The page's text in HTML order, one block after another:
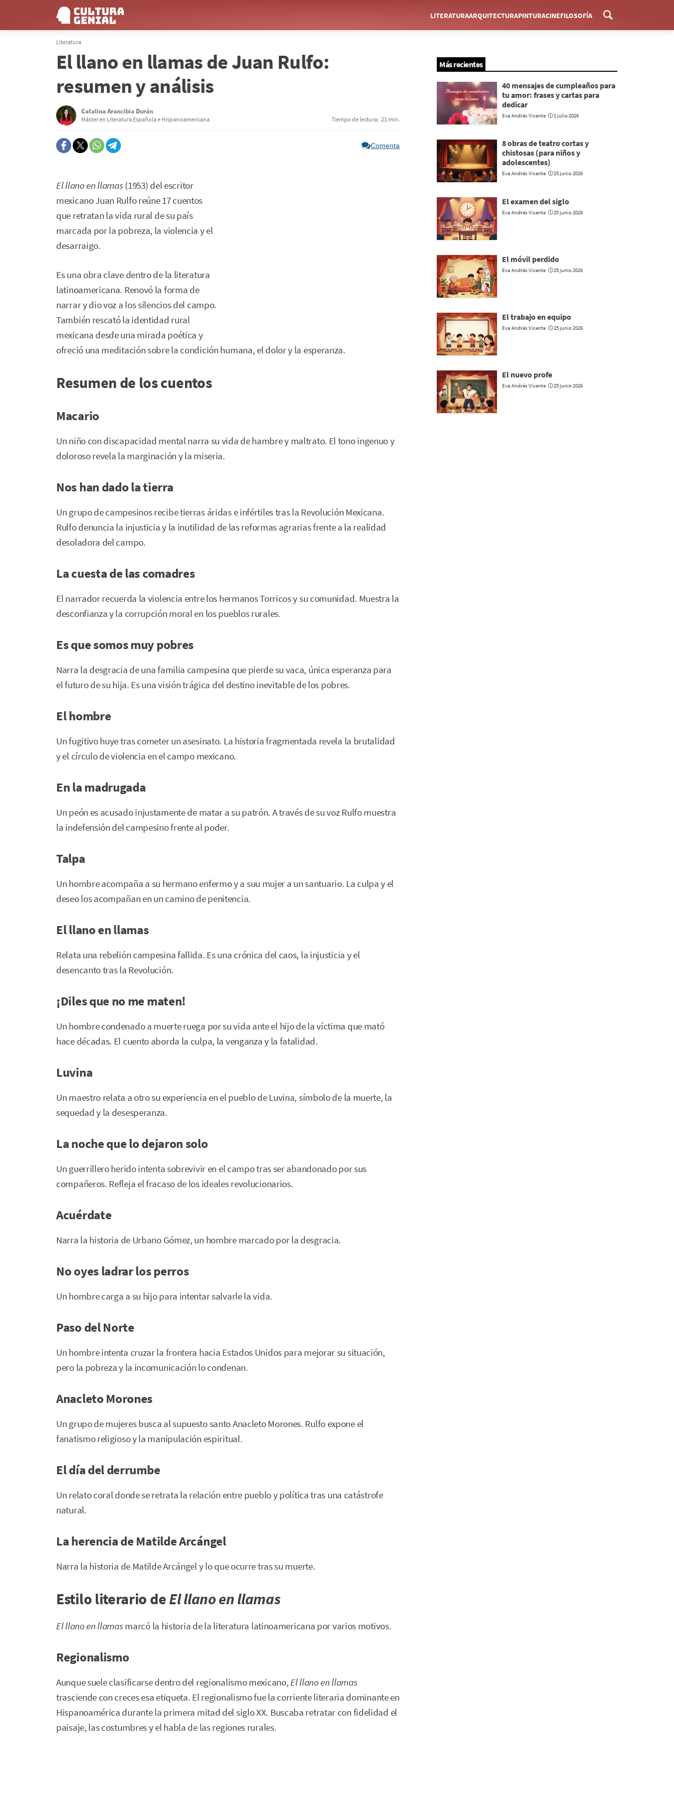
Menú
LITERATURAARQUITECTURAPINTURACINEFILOSOFÍA
Literatura
El llano en llamas de Juan Rulfo:
resumen y análisis
Catalina Arancibia Durán
Máster en Literatura Española e Hispanoamericana Tiempo de lectura: 21 min.
Comenta
El llano en llamas (1953) del escritor
mexicano Juan Rulfo reúne 17 cuentos
que retratan la vida rural de su país
marcada por la pobreza, la violencia y el
desarraigo.
Es una obra clave dentro de la literatura
latinoamericana. Renovó la forma de
narrar y dio voz a los silencios del campo.
También rescató la identidad rural
mexicana desde una mirada poética y
ofreció una meditación sobre la condición humana, el dolor y la esperanza.
Resumen de los cuentos
Macario
Un niño con discapacidad mental narra su vida de hambre y maltrato. El tono ingenuo y
doloroso revela la marginación y la miseria.
Nos han dado la tierra
Un grupo de campesinos recibe tierras áridas e infértiles tras la Revolución Mexicana.
Rulfo denuncia la injusticia y la inutilidad de las reformas agrarias frente a la realidad
desoladora del campo.
La cuesta de las comadres
El narrador recuerda la violencia entre los hermanos Torricos y su comunidad. Muestra la
desconfianza y la corrupción moral en los pueblos rurales.
Es que somos muy pobres
Narra la desgracia de una familia campesina que pierde su vaca, única esperanza para
el futuro de su hija. Es una visión trágica del destino inevitable de los pobres.
El hombre
Un fugitivo huye tras cometer un asesinato. La historia fragmentada revela la brutalidad
y el círculo de violencia en el campo mexicano.
En la madrugada
Un peón es acusado injustamente de matar a su patrón. A través de su voz Rulfo muestra
la indefensión del campesino frente al poder.
Talpa
Un hombre acompaña a su hermano enfermo y a suu mujer a un santuario. La culpa y el
deseo los acompañan en un camino de penitencia.
El llano en llamas
Relata una rebelión campesina fallida. Es una crónica del caos, la injusticia y el
desencanto tras la Revolución.
¡Diles que no me maten!
Un hombre condenado a muerte ruega por su vida ante el hijo de la víctima que mató
hace décadas. El cuento aborda la culpa, la venganza y la fatalidad.
Luvina
Un maestro relata a otro su experiencia en el pueblo de Luvina, símbolo de la muerte, la
sequedad y la desesperanza.
La noche que lo dejaron solo
Un guerrillero herido intenta sobrevivir en el campo tras ser abandonado por sus
compañeros. Refleja el fracaso de los ideales revolucionarios.
Acuérdate
Narra la historia de Urbano Gómez, un hombre marcado por la desgracia.
No oyes ladrar los perros
Un hombre carga a su hijo para intentar salvarle la vida.
Paso del Norte
Un hombre intenta cruzar la frontera hacia Estados Unidos para mejorar su situación,
pero la pobreza y la incomunicación lo condenan.
Anacleto Morones
Un grupo de mujeres busca al supuesto santo Anacleto Morones. Rulfo expone el
fanatismo religioso y la manipulación espiritual.
El día del derrumbe
Un relato coral donde se retrata la relación entre pueblo y política tras una catástrofe
natural.
La herencia de Matilde Arcángel
Narra la historia de Matilde Arcángel y lo que ocurre tras su muerte.
Estilo literario deEl llano en llamas
El llano en llamas marcó la historia de la literatura latinoamericana por varios motivos.
Regionalismo
Aunque suele clasificarse dentro del regionalismo mexicano,El llano en llamas
trasciende con creces esa etiqueta. El regionalismo fue la corriente literaria dominante en
Hispanoamérica durante la primera mitad del siglo XX. Buscaba retratar con fidelidad el
paisaje, las costumbres y el habla de las regiones rurales.
Más recientes
40 mensajes de cumpleaños para
tu amor: frases y cartas para
dedicar
Eva Andrés Vicente 1 julio 2026
8 obras de teatro cortas y
chistosas (para niños y
adolescentes)
Eva Andrés Vicente 25 junio 2026
El examen del siglo
Eva Andrés Vicente 25 junio 2026
El móvil perdido
Eva Andrés Vicente 25 junio 2026
El trabajo en equipo
Eva Andrés Vicente 25 junio 2026
El nuevo profe
Eva Andrés Vicente 25 junio 2026